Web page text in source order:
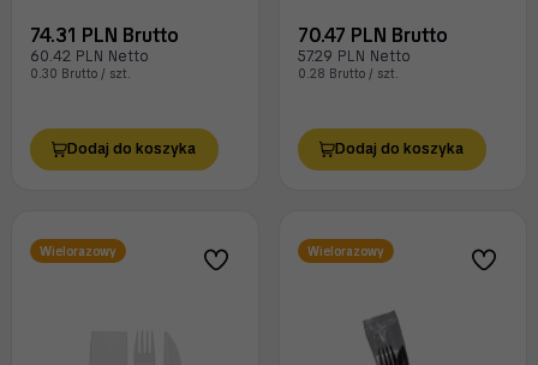
74.31 PLN Brutto
60.42 PLN Netto
0.30 Brutto / szt.
Dodaj do koszyka
70.47 PLN Brutto
57.29 PLN Netto
0.28 Brutto / szt.
Dodaj do koszyka
Wielorazowy Wielorazowy